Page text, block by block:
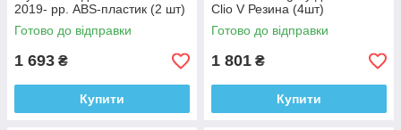
2019- рр. ABS-пластик (2 шт)
Готово до відправки
1 693 ₴
Купити
Clio V Резина (4шт)
Готово до відправки
1 801 ₴
Купити